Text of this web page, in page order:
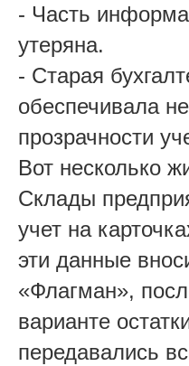
- Часть
утеряна.
- Старая
обеспечивала
прозрачности
Вот несколько
Склады
учет на
эти данные
«Флагман»,
варианте
передавались